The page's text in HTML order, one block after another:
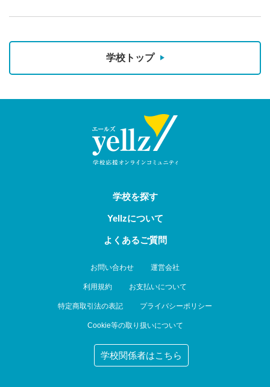
学校トップ
学校を探す
Yellzについて
よくあるご質問
お問い合わせ 運営会社
利用規約 お支払いについて
特定商取引法の表記 プライバシーポリシー
Cookie等の取り扱いについて
学校関係者はこちら